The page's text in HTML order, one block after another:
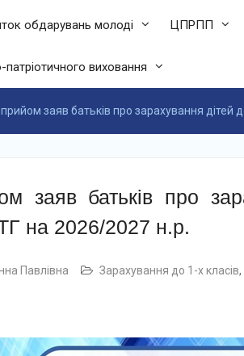
обдарувань молоді ЦПРПП
виховання
заяв батьків про зарахування
заяв батьків про
на 2026/2027 н.р.
Павлівна Зарахування до 1-х класів,